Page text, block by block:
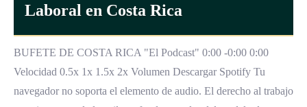
Laboral en Costa Rica
BUFETE DE COSTA RICA "El Podcast" 0:00 -0:00 0:00
Velocidad 0.5x 1x 1.5x 2x Volumen Descargar Spotify Tu
navegador no soporta el elemento de audio. El derecho al trabajo